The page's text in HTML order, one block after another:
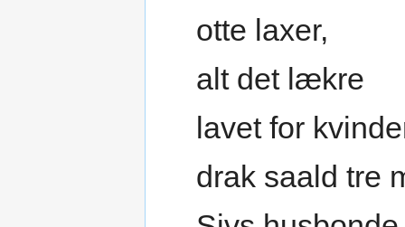
otte laxer,
alt det lækre
lavet for
drak saald tre